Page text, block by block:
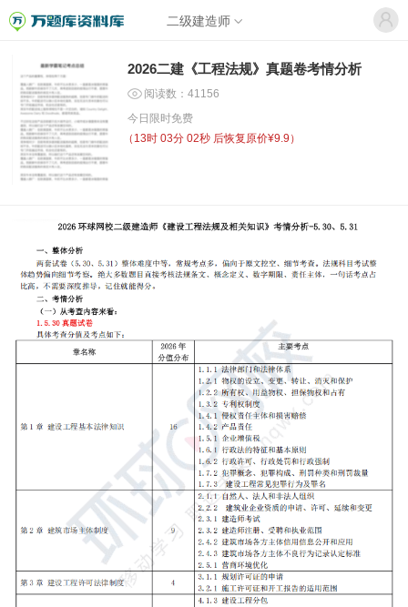
二级建造师
2026二建《工程法规》真题卷考情分析
阅读数：41156
今日限时免费
（ 13时 03分 02秒 后恢复原价¥9.9）